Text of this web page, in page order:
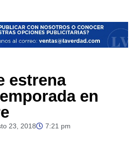
estrena
en
23, 2018
7:21 pm